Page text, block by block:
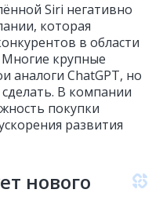
Siri негативно
которая
в области
Многие крупные
аналоги ChatGPT, но
В компании
покупки
развития
нового